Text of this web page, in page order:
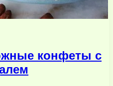
конфеты с